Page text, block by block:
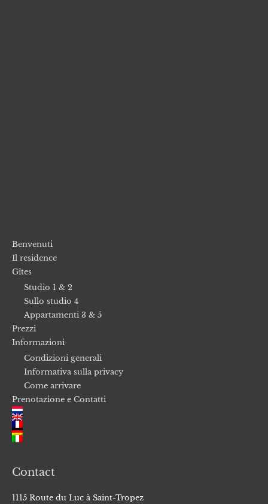
Benvenuti
Il residence
Gîtes
Studio 1 & 2
Sullo studio 4
Appartamenti 3 & 5
Prezzi
Informazioni
Condizioni generali
Informativa sulla privacy
Come arrivare
Prenotazione e Contatti
Contact
1115 Route du Luc à Saint-Tropez